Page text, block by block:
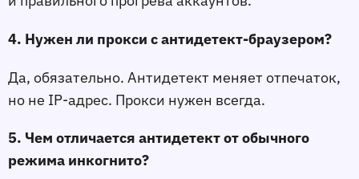
4. Нужен ли прокси с антидетект-браузером?
Да, обязательно. Антидетект меняет отпечаток,
но не IP-адрес. Прокси нужен всегда.
5. Чем отличается антидетект от обычного
режима инкогнито?